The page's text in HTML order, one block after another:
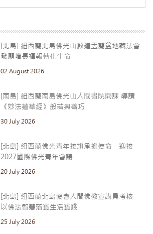
[北島] 紐西蘭北島佛光山啟建盂蘭盆地藏法會
發願增長福報轉化生命
02 August 2026
[南島] 紐西蘭南島佛光山人間書院開課 導讀
《妙法蓮華經》般若與善巧
30 July 2026
[北島] 紐西蘭佛光青年接旗承擔使命 迎接
2027國際佛光青年會議
20 July 2026
[北島] 紐西蘭北島協會人間佛教宣講員考核
以佛法智慧落實生活實踐
25 July 2026